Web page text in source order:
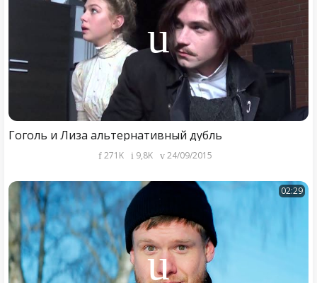
Гоголь и Лиза альтернативный дубль
271K 9,8K 24/09/2015
02:29